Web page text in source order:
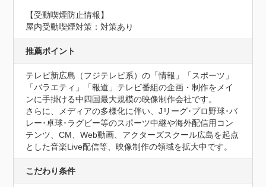
【受動喫煙防止情報】
屋内受動喫煙対策：対策あり
推薦ポイント
テレビ新広島（フジテレビ系）の「情報」「スポーツ」
「バラエティ」「報道」テレビ番組の企画・制作をメイ
ンに手掛ける中四国最大規模の映像制作会社です。
さらに、メディアの多様化に伴い、Jリーグ･プロ野球･バ
レー･卓球･ラグビー等のスポーツ中継や海外配信用コン
テンツ、CM、Web動画、アクターズスクール広島を起点
とした音楽Live配信等、映像制作の領域を拡大中です。
こだわり条件